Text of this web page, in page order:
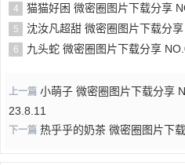
4 猫猫好困 微密圈图片下载分享 NO.025期
5 沈汝凡超甜 微密圈图片下载分享 NO.016期
6 九头蛇 微密圈图片下载分享
上一篇 小萌子 微密圈图片下载分享
23.8.11
下一篇 热乎乎的奶茶 微密圈图片下